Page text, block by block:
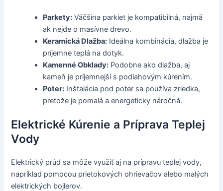
Parkety: Väčšina parkiet je kompatibilná, najmä
ak nejde o masívne drevo.
Keramická Dlažba: Ideálna kombinácia, dlažba je
príjemne teplá na dotyk.
Kamenné Obklady: Podobne ako dlažba, aj
kameň je príjemnejší s podlahovým kúrením.
Poter: Inštalácia pod poter sa používa zriedka,
pretože je pomalá a energeticky náročná.
Elektrické Kúrenie a Príprava Teplej
Vody
Elektrický prúd sa môže využiť aj na prípravu teplej vody,
napríklad pomocou prietokových ohrievačov alebo malých
elektrických bojlerov.